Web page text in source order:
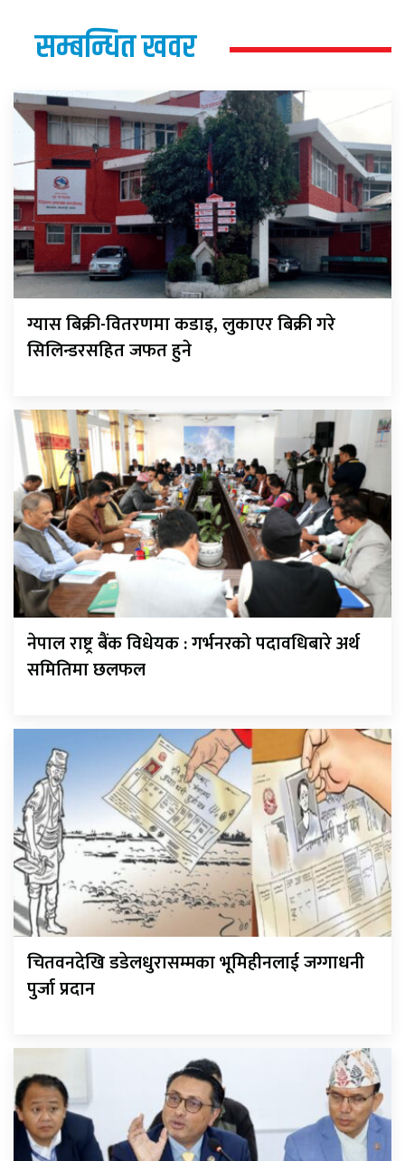
सम्बन्धित खवर
ग्यास बिक्री-वितरणमा कडाइ, लुकाएर बिक्री गरे
सिलिन्डरसहित जफत हुने
नेपाल राष्ट्र बैंक विधेयक : गर्भनरको पदावधिबारे अर्थ
समितिमा छलफल
चितवनदेखि डडेलधुरासम्मका भूमिहीनलाई जग्गाधनी
पुर्जा प्रदान